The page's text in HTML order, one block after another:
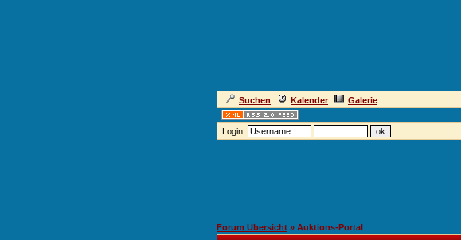
Suchen Kalender Galerie
Login:
Forum Übersicht » Auktions-Portal